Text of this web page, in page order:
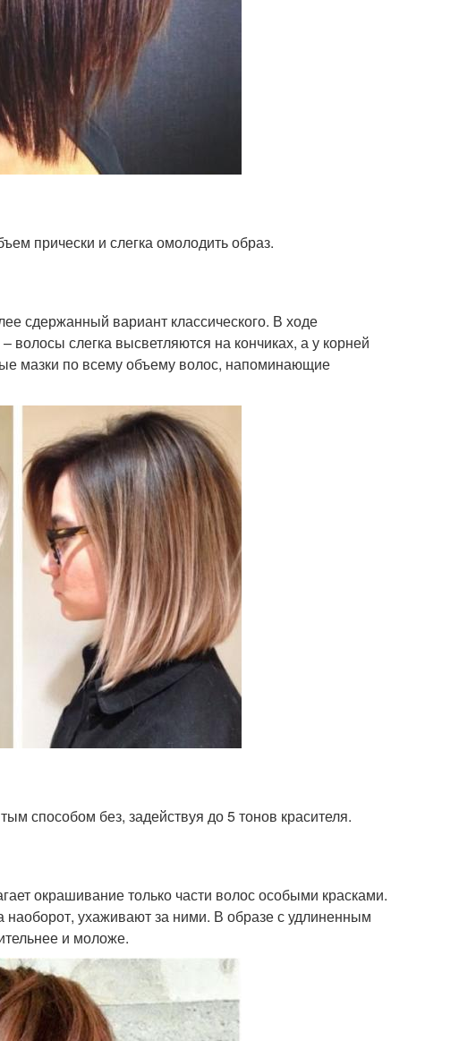
прически и слегка омолодить образ.
сдержанный вариант классического. В ходе
слегка высветляются на кончиках, а у корней
мазки по всему объему волос, напоминающие
способом без, задействуя до 5 тонов красителя.
окрашивание только части волос особыми красками.
ухаживают за ними. В образе с удлиненным
и моложе.